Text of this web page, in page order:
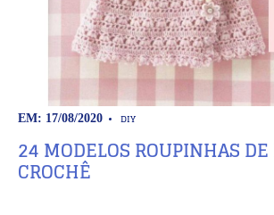
EM: 17/08/2020 DIY
24 MODELOS ROUPINHAS
CROCHÊ